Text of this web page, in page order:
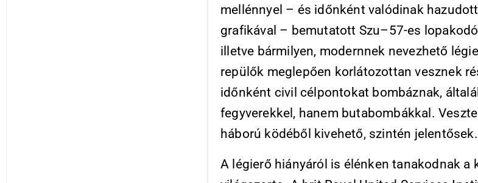
mellénnyel – és időnként valódinak
grafikával – bemutatott Szu–57-es
illetve bármilyen, modernnek nevezhető
repülők meglepően korlátozottan vesznek
időnként civil célpontokat bombáznak,
fegyverekkel, hanem butabombákkal.
háború ködéből kivehető, szintén jelentősek.
A légierő hiányáról is élénken tanakodnak a